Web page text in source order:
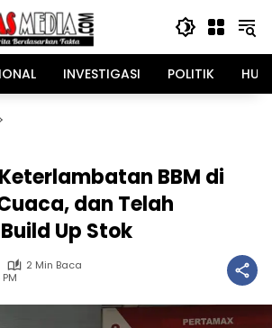
INVESTIGASI POLITIK
BBM di
dan Telah
Up Stok
2 Min Baca